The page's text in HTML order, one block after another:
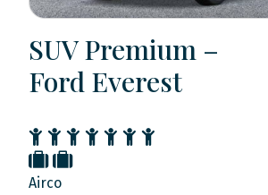
SUV Premium –
Ford Everest
Airco